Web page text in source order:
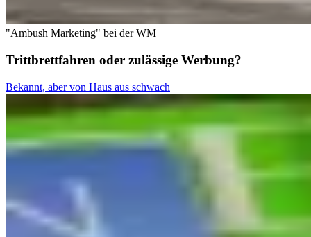
"Ambush Marketing" bei der WM
Trittbrettfahren oder zulässige Werbung?
Bekannt, aber von Haus aus schwach